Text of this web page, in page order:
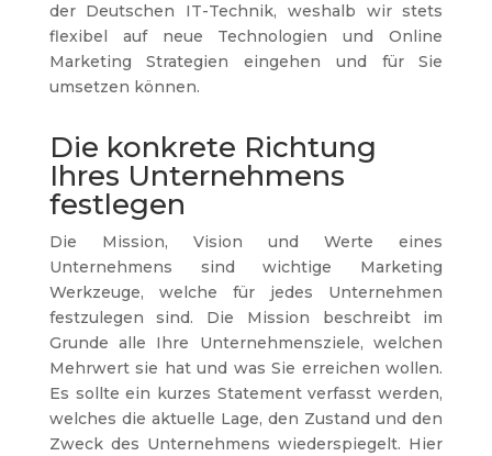
der Deutschen IT-Technik, weshalb wir stets
flexibel auf neue Technologien und Online
Marketing Strategien eingehen und für Sie
umsetzen können.
Die konkrete Richtung
Ihres Unternehmens
festlegen
Die Mission, Vision und Werte eines
Unternehmens sind wichtige Marketing
Werkzeuge, welche für jedes Unternehmen
festzulegen sind. Die Mission beschreibt im
Grunde alle Ihre Unternehmensziele, welchen
Mehrwert sie hat und was Sie erreichen wollen.
Es sollte ein kurzes Statement verfasst werden,
welches die aktuelle Lage, den Zustand und den
Zweck des Unternehmens wiederspiegelt. Hier